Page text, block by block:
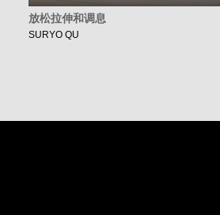
放松拉伸和调息
SURYO QU